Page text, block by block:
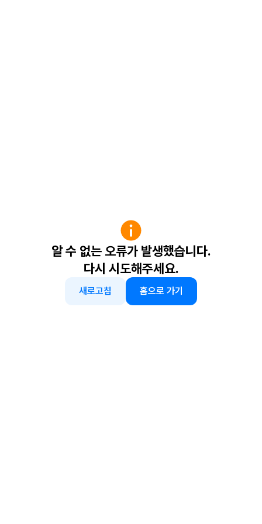
알 수 없는 오류가 발생했습니다.
다시 시도해주세요.
새로고침 홈으로 가기